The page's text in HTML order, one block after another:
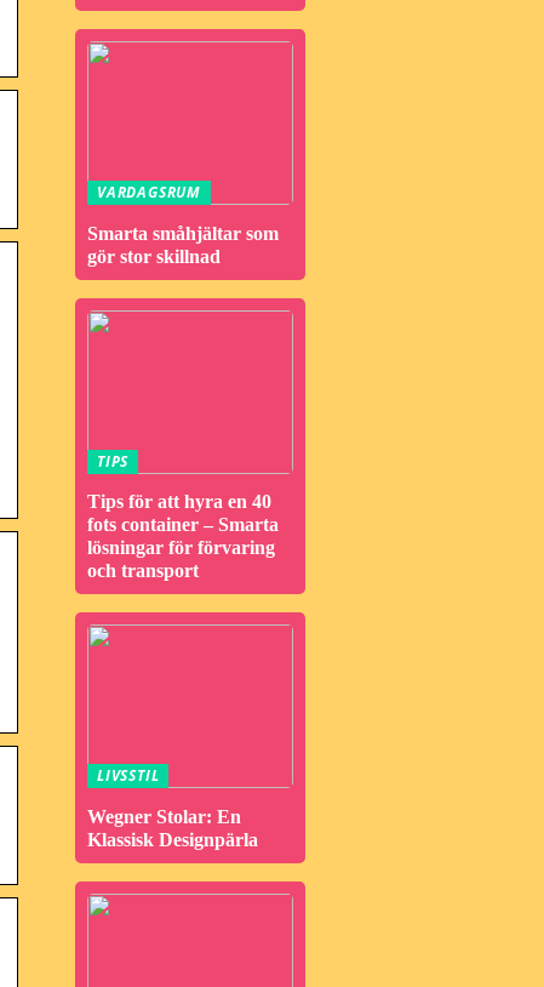
VARDAGSRUM
Smarta småhjältar som
gör stor skillnad
TIPS
Tips för att hyra en 40
fots container – Smarta
lösningar för förvaring
och transport
LIVSSTIL
Wegner Stolar: En
Klassisk Designpärla